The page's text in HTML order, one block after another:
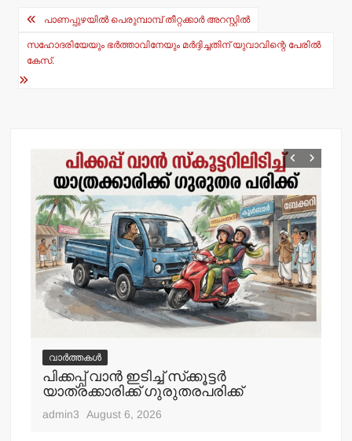
p
p
o
o
Post
navigation
പാണപ്പുഴയില്‍ പെരുമ്പാമ്പ് തീറ്റക്കാര്‍ അറസ്റ്റില്‍
സഹോദരിയേയും ഭര്‍ത്താവിനേയും മര്‍ദ്ദിച്ചതിന് യുവാവിന്റെ പേരില്‍
കേസ്.
വാർത്തകൾ
പിക്കപ്പ് വാന്‍ ഇടിച്ച് സ്‌ക്കൂട്ടര്‍
യാത്രക്കാരിക്ക് ഗുരുതരപരിക്ക്
admin3 August 6, 2026